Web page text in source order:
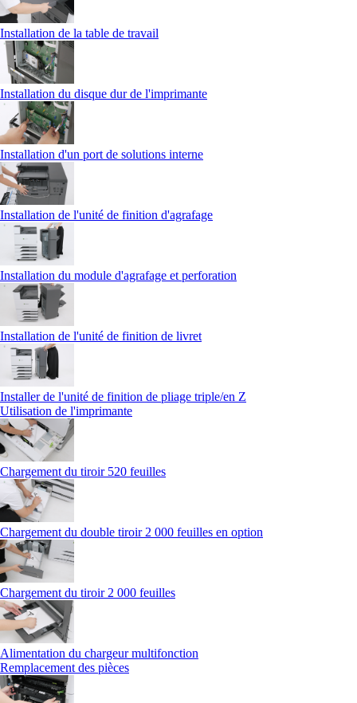
Installation de la table de travail
Installation du disque dur de l'imprimante
Installation d'un port de solutions interne
Installation de l'unité de finition d'agrafage
Installation du module d'agrafage et perforation
Installation de l'unité de finition de livret
Installer de l'unité de finition de pliage triple/en Z
Utilisation de l'imprimante
Chargement du tiroir 520 feuilles
Chargement du double tiroir 2 000 feuilles en option
Chargement du tiroir 2 000 feuilles
Alimentation du chargeur multifonction
Remplacement des pièces